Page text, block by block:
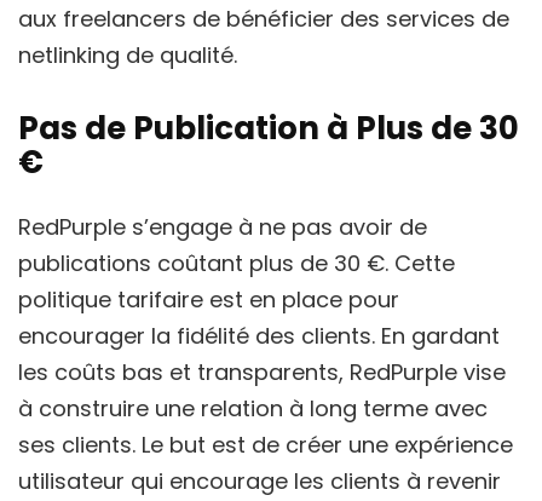
aux freelancers de bénéficier des services de
netlinking de qualité.
Pas de Publication à Plus de 30
€
RedPurple s’engage à ne pas avoir de
publications coûtant plus de 30 €. Cette
politique tarifaire est en place pour
encourager la fidélité des clients. En gardant
les coûts bas et transparents, RedPurple vise
à construire une relation à long terme avec
ses clients. Le but est de créer une expérience
utilisateur qui encourage les clients à revenir